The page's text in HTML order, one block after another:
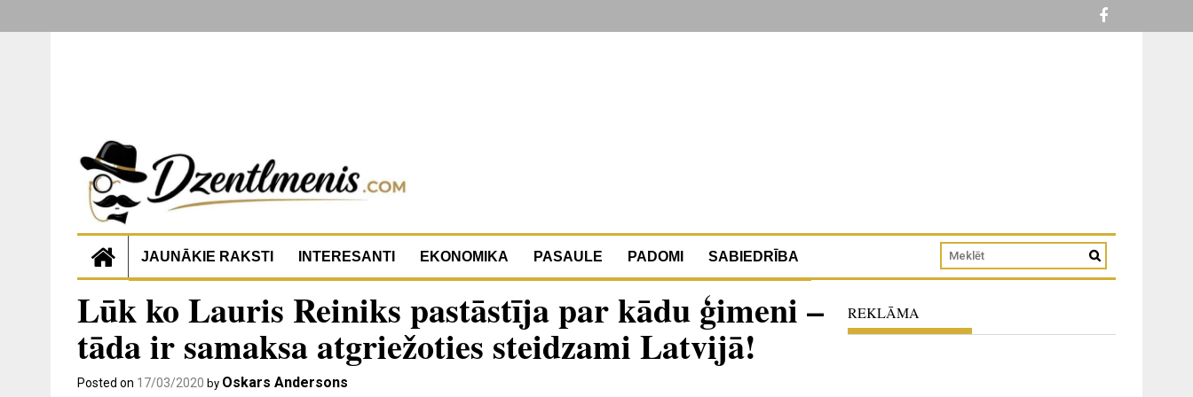
JAUNĀKIE RAKSTI INTERESANTI EKONOMIKA PASAULE PADOMI SABIEDRĪBA
Lūk ko Lauris Reiniks pastāstīja par kādu ģimeni –
tāda ir samaksa atgriežoties steidzami Latvijā!
Posted on 17/03/2020 by Oskars Andersons
REKLĀMA